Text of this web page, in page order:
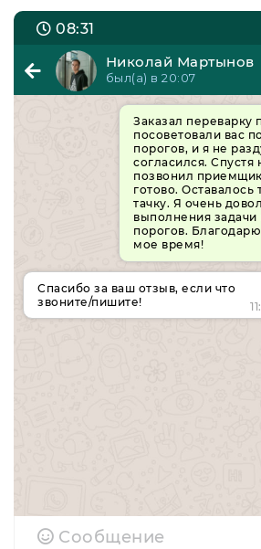
08:31
Николай Мартынов
был(а) в 20:07
Заказал переварку
посоветовали вас
порогов, и я не
согласился.
позвонил приемщик
готово. Оставалось
тачку. Я очень
выполнения задачи
порогов.
мое время!
Спасибо за ваш отзыв, если что
звоните/пишите!
Сообщение